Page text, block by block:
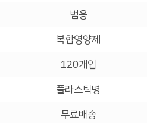
범용
복합영양제
120개입
플라스틱병
무료배송